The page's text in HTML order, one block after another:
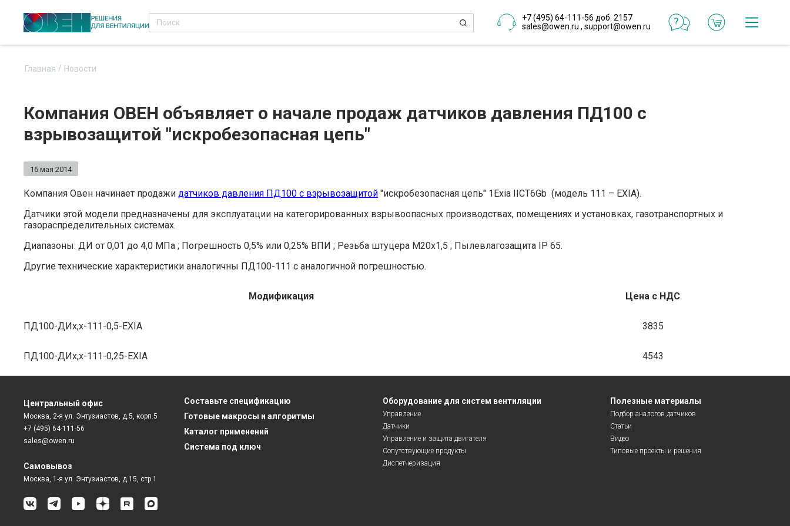
+7 (495) 64-111-56 доб. 2157
sales@owen.ru , support@owen.ru
Главная Новости
Компания ОВЕН объявляет о начале продаж датчиков давления ПД100 с
взрывозащитой "искробезопасная цепь"
16 мая 2014
Компания Овен начинает продажи датчиков давления ПД100 с взрывозащитой "искробезопасная цепь" 1Exia IICT6Gb (модель 111 – EXIA).
Датчики этой модели предназначены для эксплуатации на категорированных взрывоопасных производствах, помещениях и установках, газотранспортных и
газораспределительных системах.
Диапазоны: ДИ от 0,01 до 4,0 МПа ; Погрешность 0,5% или 0,25% ВПИ ; Резьба штуцера М20х1,5 ; Пылевлагозащита IP 65.
Другие технические характеристики аналогичны ПД100-111 с аналогичной погрешностью.
Модификация Цена с НДС
ПД100-ДИх,х-111-0,5-EXIA 3835
ПД100-ДИх,х-111-0,25-EXIA 4543
Центральный офис
Москва, 2-я ул. Энтузиастов, д.5, корп.5
+7 (495) 64-111-56
sales@owen.ru
Самовывоз
Москва, 1-я ул. Энтузиастов, д.15, стр.1
Составьте спецификацию
Готовые макросы и алгоритмы
Каталог применений
Система под ключ
Оборудование для систем вентиляции
Управление
Датчики
Управление и защита двигателя
Сопутствующие продукты
Диспетчеризация
Полезные материалы
Подбор аналогов датчиков
Статьи
Видео
Типовые проекты и решения